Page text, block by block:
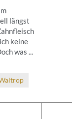
längst
keine
was ...